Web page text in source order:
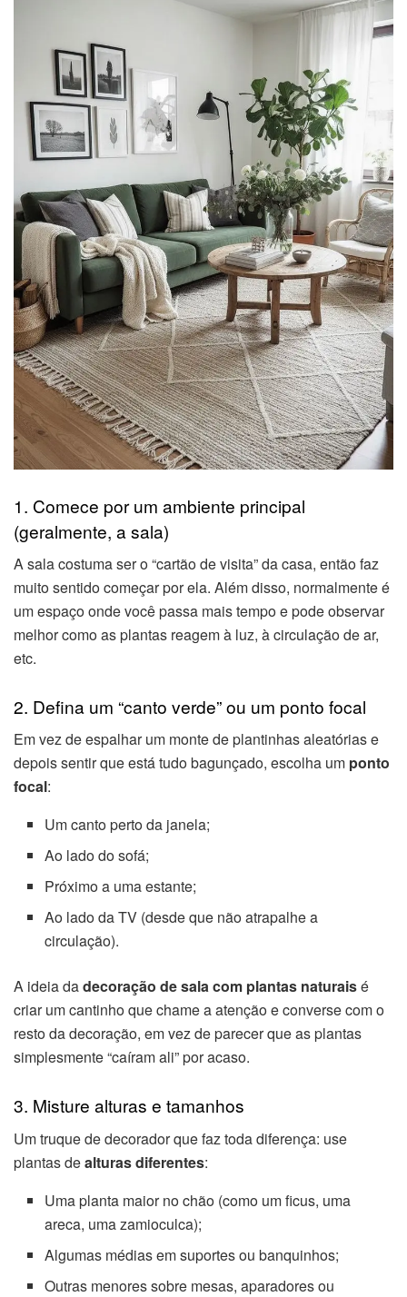
1. Comece por um ambiente principal
(geralmente, a sala)
A sala costuma ser o “cartão de visita” da casa, então faz
muito sentido começar por ela. Além disso, normalmente é
um espaço onde você passa mais tempo e pode observar
melhor como as plantas reagem à luz, à circulação de ar,
etc.
2. Defina um “canto verde” ou um ponto focal
Em vez de espalhar um monte de plantinhas aleatórias e
depois sentir que está tudo bagunçado, escolha um ponto
focal:
Um canto perto da janela;
Ao lado do sofá;
Próximo a uma estante;
Ao lado da TV (desde que não atrapalhe a
circulação).
A ideia dadecoração de sala com plantas naturaisé
criar um cantinho que chame a atenção e converse com o
resto da decoração, em vez de parecer que as plantas
simplesmente “caíram ali” por acaso.
3. Misture alturas e tamanhos
Um truque de decorador que faz toda diferença: use
plantas dealturas diferentes:
Uma planta maior no chão (como um ficus, uma
areca, uma zamioculca);
Algumas médias em suportes ou banquinhos;
Outras menores sobre mesas, aparadores ou